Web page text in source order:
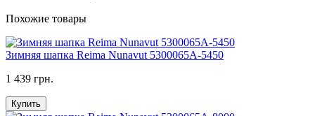
Похожие товары
Зимняя шапка Reima Nunavut 5300065A-5450
1 439 грн.
Купить